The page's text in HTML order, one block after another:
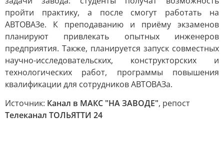
пройти практику, а после смогут работать на
АВТОВАЗе. К преподаванию и приёму экзаменов
планируют привлекать опытных инженеров
предприятия. Также, планируется запуск совместных
научно-исследовательских, конструкторских и
технологических работ, программы повышения
квалификации для сотрудников АВТОВАЗа.
Источник: Канал в МАКС "НА ЗАВОДЕ", репост
Телеканал ТОЛЬЯТТИ 24